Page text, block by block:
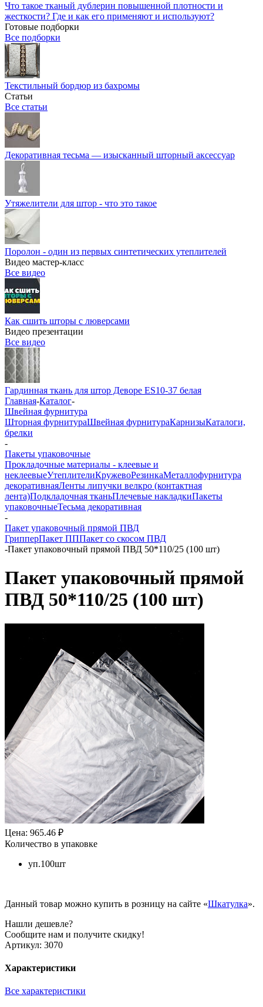
Что такое тканый дублерин повышенной плотности и
жесткости? Где и как его применяют и используют?
Готовые подборки
Все подборки
Текстильный бордюр из бахромы
Статьи
Все статьи
Декоративная тесьма — изысканный шторный аксессуар
Утяжелители для штор - что это такое
Поролон - один из первых синтетических утеплителей
Видео мастер-класс
Все видео
Как сшить шторы с люверсами
Видео презентации
Все видео
Гардинная ткань для штор Деворе ES10-37 белая
Главная-Каталог-
Швейная фурнитура
Шторная фурнитураШвейная фурнитураКарнизыКаталоги,
брелки
-
Пакеты упаковочные
Прокладочные материалы - клеевые и
неклеевыеУтеплителиКружевоРезинкаМеталлофурнитура
декоративнаяЛенты липучки велкро (контактная
лента)Подкладочная тканьПлечевые накладкиПакеты
упаковочныеТесьма декоративная
-
Пакет упаковочный прямой ПВД
ГрипперПакет ПППакет со скосом ПВД
-Пакет упаковочный прямой ПВД 50*110/25 (100 шт)
Пакет упаковочный прямой
ПВД 50*110/25 (100 шт)
Цена: 965.46 ₽
Количество в упаковке
уп.100шт
Данный товар можно купить в розницу на сайте «Шкатулка».
Нашли дешевле?
Сообщите нам и получите скидку!
Артикул: 3070
Характеристики
Все характеристики